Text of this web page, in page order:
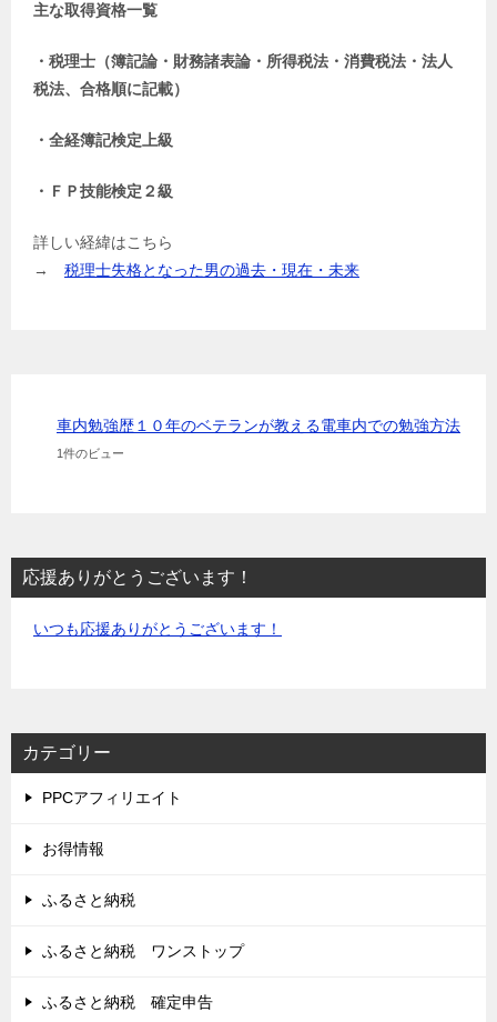
主な取得資格一覧
・税理士（簿記論・財務諸表論・所得税法・消費税法・法人
税法、合格順に記載）
・全経簿記検定上級
・ＦＰ技能検定２級
詳しい経緯はこちら
→ 税理士失格となった男の過去・現在・未来
車内勉強歴１０年のベテランが教える電車内での勉強方法
1件のビュー
応援ありがとうございます！
いつも応援ありがとうございます！
カテゴリー
PPCアフィリエイト
お得情報
ふるさと納税
ふるさと納税 ワンストップ
ふるさと納税 確定申告